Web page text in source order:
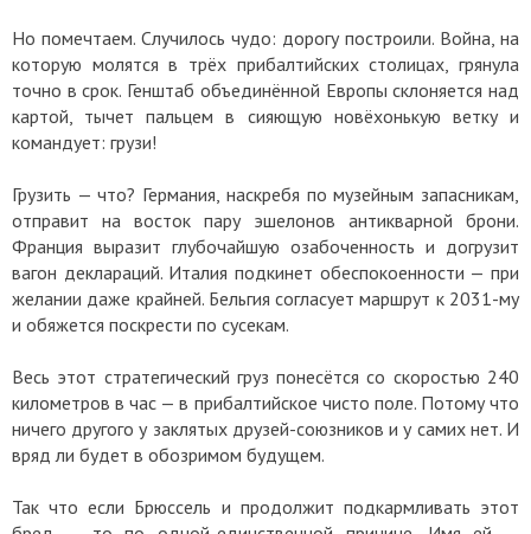
Но помечтаем. Случилось чудо: дорогу построили. Война, на
которую молятся в трёх прибалтийских столицах, грянула
точно в срок. Генштаб объединённой Европы склоняется над
картой, тычет пальцем в сияющую новёхонькую ветку и
командует: грузи!
Грузить — что? Германия, наскребя по музейным запасникам,
отправит на восток пару эшелонов антикварной брони.
Франция выразит глубочайшую озабоченность и догрузит
вагон деклараций. Италия подкинет обеспокоенности — при
желании даже крайней. Бельгия согласует маршрут к 2031-му
и обяжется поскрести по сусекам.
Весь этот стратегический груз понесётся со скоростью 240
километров в час — в прибалтийское чисто поле. Потому что
ничего другого у заклятых друзей-союзников и у самих нет. И
вряд ли будет в обозримом будущем.
Так что если Брюссель и продолжит подкармливать этот